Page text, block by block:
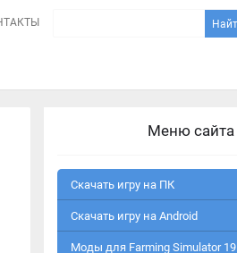
Меню сайта
Скачать игру на ПК
Скачать игру на Android
Моды для Farming Simulator 19